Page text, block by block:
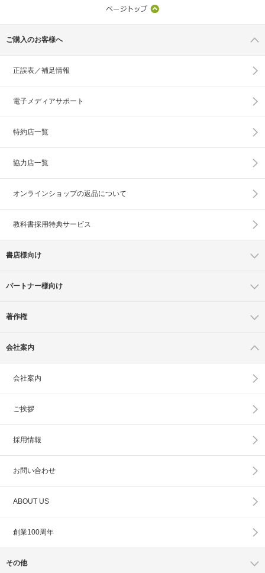
ご購入のお客様へ
正誤表／補足情報
電子メディアサポート
特約店一覧
協力店一覧
オンラインショップの返品について
教科書採用特典サービス
書店様向け
パートナー様向け
著作権
会社案内
会社案内
ご挨拶
採用情報
お問い合わせ
ABOUT US
創業100周年
その他